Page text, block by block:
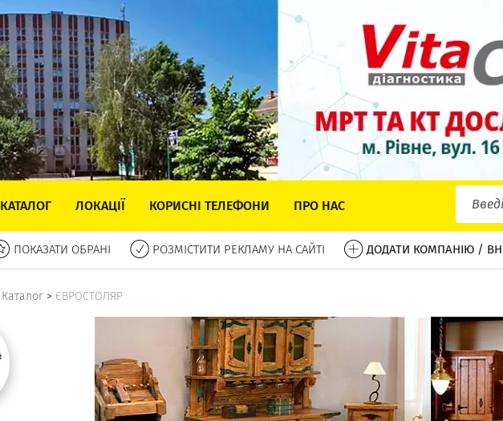
КАТАЛОГ ЛОКАЦІЇ КОРИСНІ ТЕЛЕФОНИ ПРО НАС
ПОКАЗАТИ ОБРАНІ РОЗМІСТИТИ РЕКЛАМУ НА САЙТІ ДОДАТИ КОМПАНІЮ /
Каталог > ЄВРОСТОЛЯР